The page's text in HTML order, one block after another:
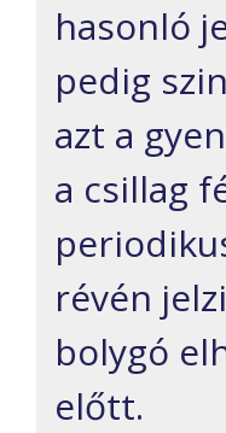
hasonló
pedig
azt a
a csillag
révén
bolygó
előtt.